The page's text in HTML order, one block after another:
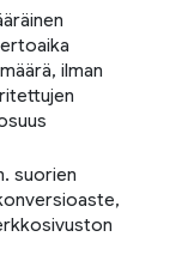
ilman
suorien